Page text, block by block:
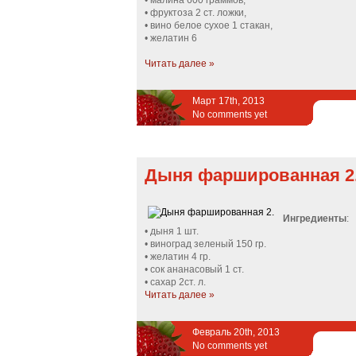
• фруктоза 2 ст. ложки,
• вино белое сухое 1 стакан,
• желатин 6
Читать далее »
Март 17th, 2013
No comments yet
Дыня фаршированная
Ингредиенты:
• дыня 1 шт.
• виноград зеленый 150 гр.
• желатин 4 гр.
• сок ананасовый 1 ст.
• сахар 2ст. л.
Читать далее »
Февраль 20th, 2013
No comments yet